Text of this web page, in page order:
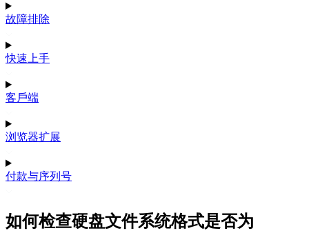
故障排除
快速上手
客戶端
浏览器扩展
付款与序列号
如何检查硬盘文件系统格式是否为